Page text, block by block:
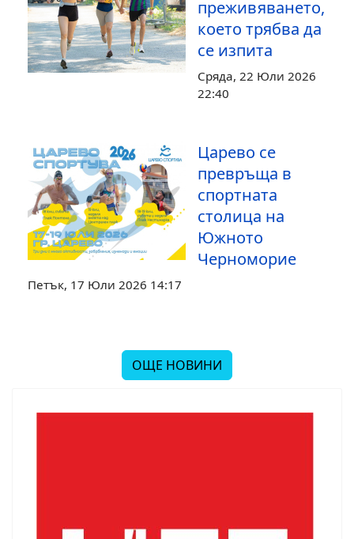
преживяването,
което трябва да
се изпита
Сряда, 22 Юли 2026
22:40
Царево се
превръща в
спортната
столица на
Южното
Черноморие
Петък, 17 Юли 2026 14:17
ОЩЕ НОВИНИ